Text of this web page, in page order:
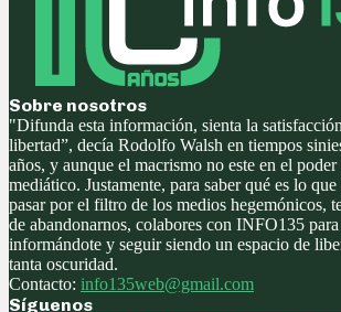
Sobre nosotros
"Difunda esta información, sienta la
libertad”, decía Rodolfo Walsh en tiempos
años, y aunque el macrismo no este en el
mediático. Justamente, para saber qué es lo que
pasar por el filtro de los medios hegemónicos,
de abandonarnos, colabores con INFO135
informándote y seguir siendo un espacio de
tanta oscuridad.
Contacto: info135web@gmail.com
Síguenos